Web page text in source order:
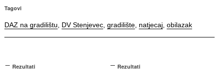
Tagovi
DAZ na gradilištu DV Stenjevec, gradilište, natjecaj, obilazak
Rezultati Rezultati